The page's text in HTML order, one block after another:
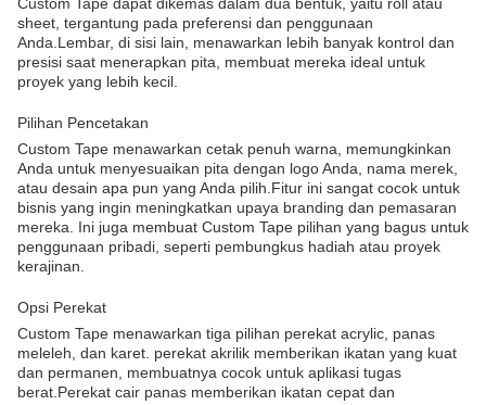
sheet, tergantung pada preferensi dan penggunaan
Anda.Lembar, di sisi lain, menawarkan lebih banyak kontrol dan
presisi saat menerapkan pita, membuat mereka ideal untuk
proyek yang lebih kecil.
Pilihan Pencetakan
Custom Tape menawarkan cetak penuh warna, memungkinkan
Anda untuk menyesuaikan pita dengan logo Anda, nama merek,
atau desain apa pun yang Anda pilih.Fitur ini sangat cocok untuk
bisnis yang ingin meningkatkan upaya branding dan pemasaran
mereka. Ini juga membuat Custom Tape pilihan yang bagus untuk
penggunaan pribadi, seperti pembungkus hadiah atau proyek
kerajinan.
Opsi Perekat
Custom Tape menawarkan tiga pilihan perekat acrylic, panas
meleleh, dan karet. perekat akrilik memberikan ikatan yang kuat
dan permanen, membuatnya cocok untuk aplikasi tugas
berat.Perekat cair panas memberikan ikatan cepat dan